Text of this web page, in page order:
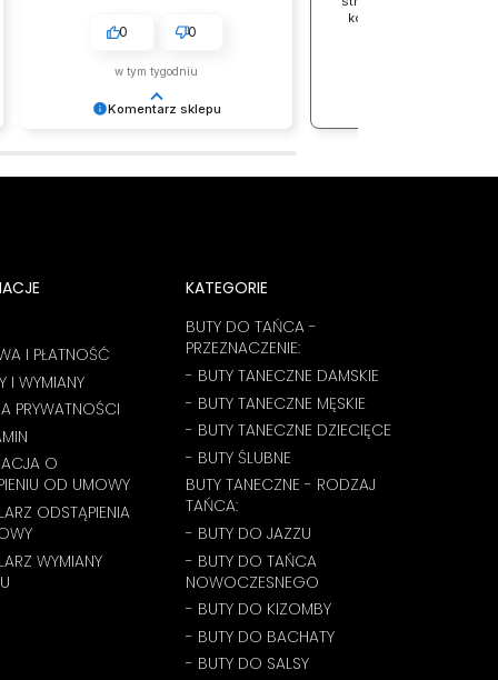
Komentarz sklepu
0 0
w tym tygodniu
kolorystykę butów,
I PŁATNOŚĆ
I WYMIANY
PRYWATNOŚCI
O
OD UMOWY
ODSTĄPIENIA
WYMIANY
KATEGORIE
BUTY DO TAŃCA -
PRZEZNACZENIE:
- BUTY TANECZNE DAMSKIE
- BUTY TANECZNE MĘSKIE
- BUTY TANECZNE DZIECIĘCE
- BUTY ŚLUBNE
BUTY TANECZNE - RODZAJ
TAŃCA:
- BUTY DO JAZZU
- BUTY DO TAŃCA
NOWOCZESNEGO
- BUTY DO KIZOMBY
- BUTY DO BACHATY
- BUTY DO SALSY